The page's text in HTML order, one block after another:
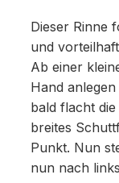
Dieser Rinne
und
Ab einer
Hand
bald flacht
breites
Punkt. Nun
nun nach